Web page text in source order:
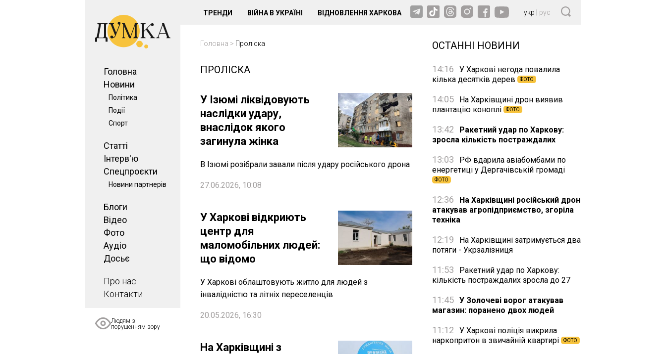
Головна
Новини
Політика
Події
Спорт
Статті
Інтерв'ю
Спецпроєкти
Новини партнерів
Блоги
Відео
Фото
Аудіо
Досьє
Про нас
Контакти
Людям з
порушенням зору
ТРЕНДИ ВІЙНА В УКРАЇНІ ВІДНОВЛЕННЯ ХАРКОВА укр рус
Головна > Проліска
ПРОЛІСКА
У Ізюмі ліквідовують
наслідки удару,
внаслідок якого
загинула жінка
В Ізюмі розібрали завали після удару російського дрона
27.06.2026, 10:08
У Харкові відкриють
центр для
маломобільних людей:
що відомо
У Харкові облаштовують житло для людей з
інвалідністю та літніх переселенців
20.05.2026, 16:30
На Харківщині з
ОСТАННІ НОВИНИ
14:16
У Харкові негода повалила
кілька десятків дерев
ФОТО
14:05
На Харківщині дрон виявив
плантацію коноплі
ФОТО
13:42
Ракетний удар по Харкову:
зросла кількість постраждалих
13:03
РФ вдарила авіабомбами по
енергетиці у Дергачівській громаді
ФОТО
12:36
На Харківщині російський дрон
атакував агропідприємство, згоріла
техніка
12:19
На Харківщині затримується два
потяги - Укрзалізниця
11:53
Ракетний удар по Харкову:
кількість постраждалих зросла до 27
11:45 У Золочеві ворог атакував
магазин: поранено двох людей
11:12
У Харкові поліція викрила
наркопритон в звичайній квартирі
ФОТО